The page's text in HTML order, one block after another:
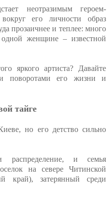
неотразимым героем-
его личности образ
прозаичнее и теплее: много
женщине – известной
яркого артиста? Давайте
поворотами его жизни и
тайге
но его детство сильно
распределение, и семья
на севере Читинской
край), затерянный среди